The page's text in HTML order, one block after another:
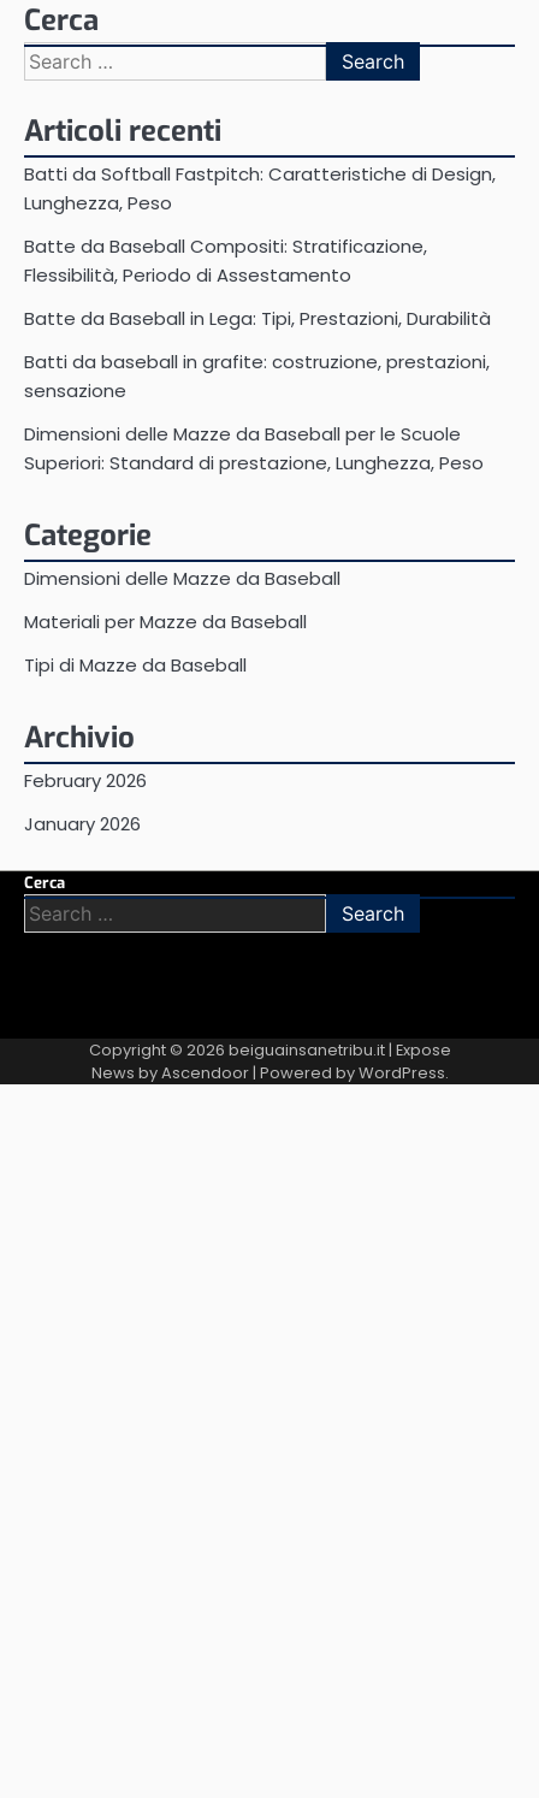
Cerca
Search
for:
Articoli recenti
Batti da Softball Fastpitch: Caratteristiche di Design,
Lunghezza, Peso
Batte da Baseball Compositi: Stratificazione,
Flessibilità, Periodo di Assestamento
Batte da Baseball in Lega: Tipi, Prestazioni, Durabilità
Batti da baseball in grafite: costruzione, prestazioni,
sensazione
Dimensioni delle Mazze da Baseball per le Scuole
Superiori: Standard di prestazione, Lunghezza, Peso
Categorie
Dimensioni delle Mazze da Baseball
Materiali per Mazze da Baseball
Tipi di Mazze da Baseball
Archivio
February 2026
January 2026
Cerca
Search
for:
Copyright © 2026 beiguainsanetribu.it| Expose
News byAscendoor| Powered byWordPress.